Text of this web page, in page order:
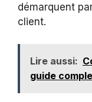
démarquent
client.
Lire aussi:
guide